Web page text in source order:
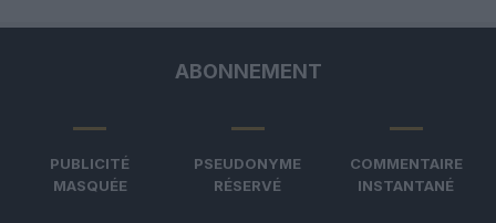
ABONNEMENT
PUBLICITÉ
MASQUÉE
PSEUDONYME
RÉSERVÉ
COMMENTAIRE
INSTANTANÉ